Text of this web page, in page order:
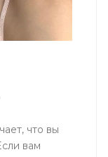
что вы
вам